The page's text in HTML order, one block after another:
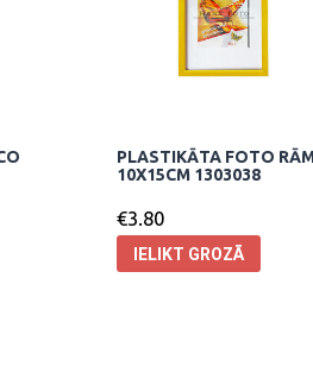
PLASTIKĀTA FOTO
10X15CM 1303038
€3.80
IELIKT GROZĀ